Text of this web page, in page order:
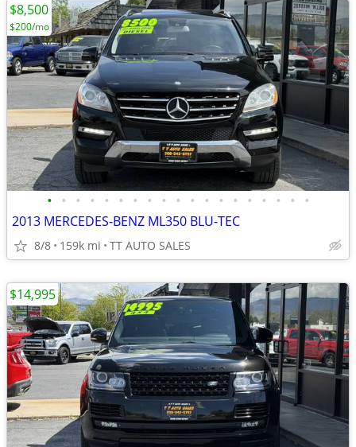
• • • • • • • • • • • • • • • • • • •
2013 MERCEDES-BENZ ML350 BLU-TEC
8/8 159k mi TT AUTO SALES
$8,500
$200/mo
$14,995